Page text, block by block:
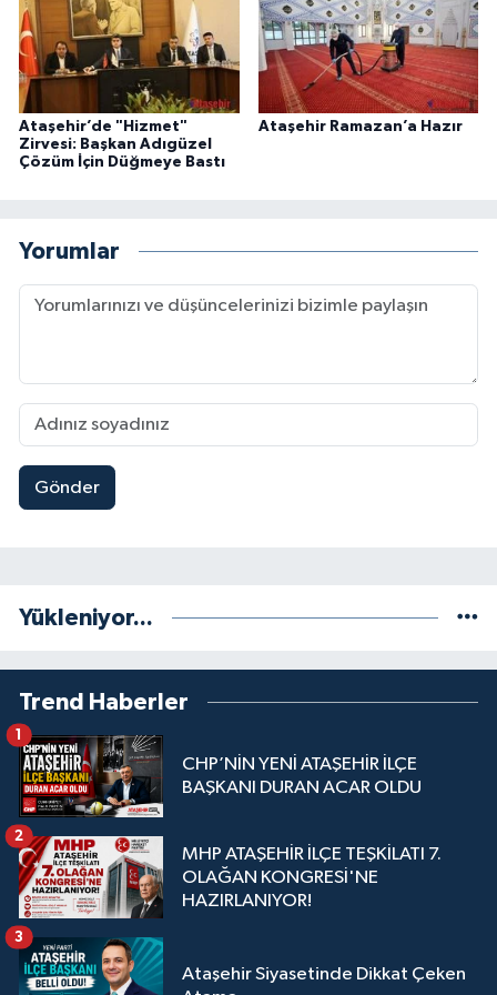
Ataşehir’de "Hizmet"
Zirvesi: Başkan Adıgüzel
Çözüm İçin Düğmeye Bastı
Ataşehir Ramazan’a Hazır
Yorumlar
Gönder
Yükleniyor...
Trend Haberler
CHP’NİN YENİ ATAŞEHİR İLÇE
BAŞKANI DURAN ACAR OLDU
1
MHP ATAŞEHİR İLÇE TEŞKİLATI 7.
OLAĞAN KONGRESİ'NE
HAZIRLANIYOR!
2
Ataşehir Siyasetinde Dikkat Çeken
3